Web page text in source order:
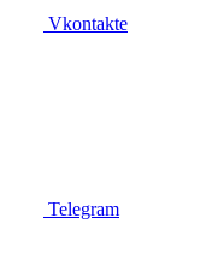
Vkontakte
Telegram